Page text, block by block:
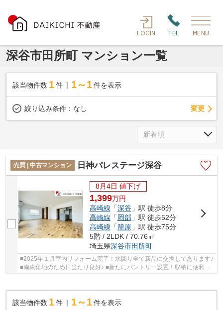
LOGIN TEL MENU
深谷市田所町 マンション一覧
該当物件数 1件 1～1 件を表示
絞り込み条件： なし 変更
売買 | 中古マンション 日神パレステージ深谷
8月4日 値下げ
1,399万円
高崎線 「深谷」駅 徒歩8分
高崎線 「岡部」駅 徒歩52分
高崎線 「籠原」駅 徒歩75分
5階 / 2LDK / 70.76㎡
埼玉県深谷市田所町
■2025年１月室内リフォーム完了！水回り全て新品に交換してあります♪
■南東角地のため日当たり良好♪ ■新たにパントリー設置！収納に便利で
すね！ いつでもお気軽にお声がけください♪ ...
該当物件数 1件 1～1 件を表示